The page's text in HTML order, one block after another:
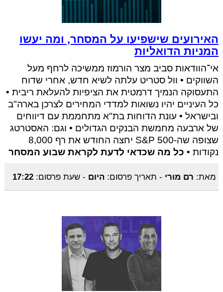
האירועים שישפיעו על המסחר, ומה יעשו
המניות הדואליות
אי־הוודאות סביב מצר הורמוז ממשיכה לרחף מעל
השווקים • וול סטריט עלתה לשיא חדש, אחרי שדוח
התעסוקה הנמיך דרמטית את הציפיות להעלאת ריבית •
כל העיניים יהיו נשואות למדדי המחירים לצרכן בארה"ב
ובישראל • עונת הדוחות בת"א מתחממת עם דיווחים
של ארבעה מחמשת הבנקים הגדולים • וגם: האסטרטג
שצופה שה-S&P 500 יחצה החודש את רף 8,000
נקודות • כל מה שכדאי לדעת לקראת שבוע המסחר
מאת: רם מורי - תאריך פרסום: היום - שעת פרסום: 17:22